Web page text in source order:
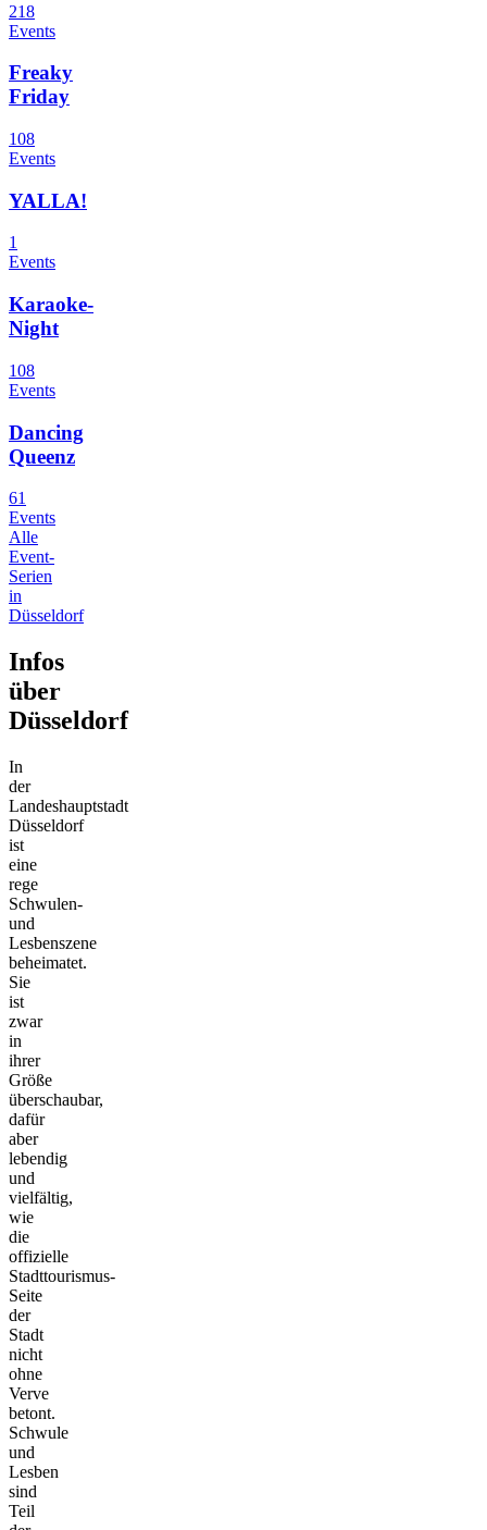
218
Events
Freaky
Friday
108
Events
YALLA!
1
Events
Karaoke-
Night
108
Events
Dancing
Queenz
61
Events
Alle
Event-
Serien
in
Düsseldorf
Infos
über
Düsseldorf
In
der
Landeshauptstadt
Düsseldorf
ist
eine
rege
Schwulen-
und
Lesbenszene
beheimatet.
Sie
ist
zwar
in
ihrer
Größe
überschaubar,
dafür
aber
lebendig
und
vielfältig,
wie
die
offizielle
Stadttourismus-
Seite
der
Stadt
nicht
ohne
Verve
betont.
Schwule
und
Lesben
sind
Teil